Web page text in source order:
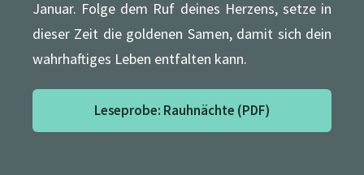
Januar. Folge dem Ruf deines Herzens, setze in
dieser Zeit die goldenen Samen, damit sich dein
wahrhaftiges Leben entfalten kann.
Leseprobe: Rauhnächte (PDF)